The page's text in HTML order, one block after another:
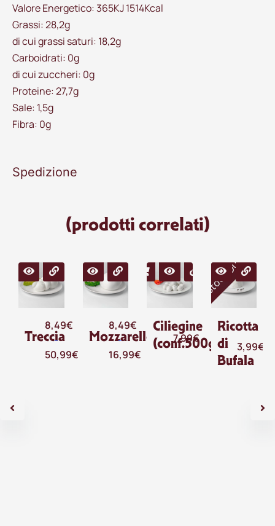
Spedizione
Valore Energetico: 365KJ 1514Kcal
Grassi: 28,2g
di cui grassi saturi: 18,2g
Carboidrati: 0g
di cui zuccheri: 0g
Proteine: 27,7g
Sale: 1,5g
Fibra: 0g
(prodotti correlati)
Treccia
8,49€
-
50,99€
Mozzarellona
8,49€
-
16,99€
Ciliegine
(conf.500g)
7,99€
Stock Out
Ricotta
di
Bufala
3,99€